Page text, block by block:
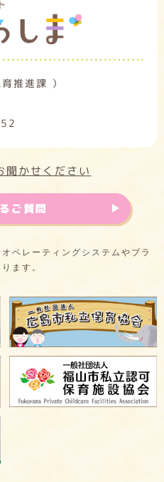
推進課 ）
聞かせください
ご質問
ペレーティングシステムやブラ
ます。